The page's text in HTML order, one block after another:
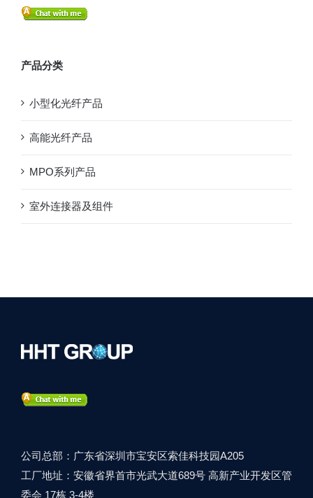
产品分类
小型化光纤产品
高能光纤产品
MPO系列产品
室外连接器及组件
公司总部：广东省深圳市宝安区索佳科技园A205
工厂地址：安徽省界首市光武大道689号 高新产业开发区管
委会 17栋 3-4楼